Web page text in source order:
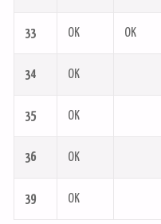
33 OK OK
34 OK
35 OK
36 OK
39 OK